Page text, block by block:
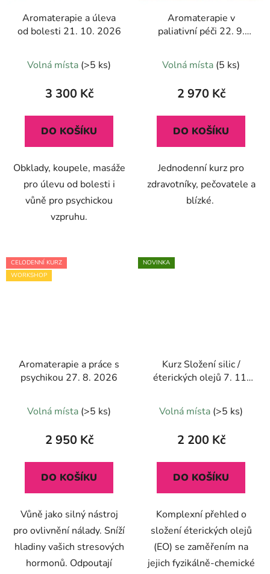
Aromaterapie a úleva
od bolesti 21. 10. 2026
hodnocení
produktu
5,0
z
hvězdiček.
Volná místa (>5 ks)
3 300 Kč
DO KOŠÍKU
Obklady, koupele, masáže
pro úlevu od bolesti i
vůně pro psychickou
vzpruhu.
Aromaterapie v
paliativní péči 22. 9.
Volná místa (5 ks)
2 970 Kč
DO KOŠÍKU
Jednodenní kurz pro
zdravotníky, pečovatele a
blízké.
CELODENNÍ KURZ
WORKSHOP
Aromaterapie a práce s
psychikou 27. 8. 2026
hodnocení
produktu
5,0
z
hvězdiček.
Volná místa (>5 ks)
2 950 Kč
DO KOŠÍKU
Vůně jako silný nástroj
pro ovlivnění nálady. Sníží
hladiny vašich stresových
hormonů. Odpoutají
NOVINKA
Kurz Složení silic /
éterických olejů 7. 11.
Volná místa (>5 ks)
2 200 Kč
DO KOŠÍKU
Komplexní přehled o
složení éterických olejů
(EO) se zaměřením na
jejich fyzikálně-chemické